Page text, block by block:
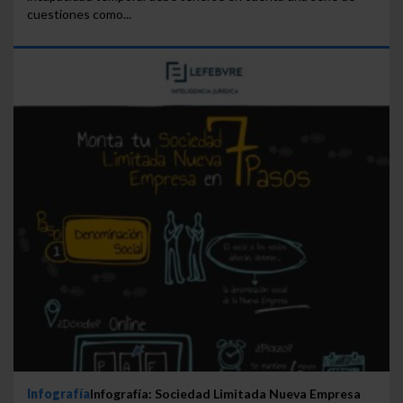
cuestiones como...
InfografíaInfografía: Sociedad Limitada Nueva Empresa